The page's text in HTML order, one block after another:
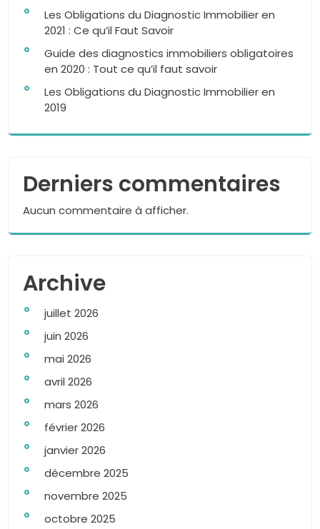
Les Obligations du Diagnostic Immobilier en
2021 : Ce qu’il Faut Savoir
Guide des diagnostics immobiliers obligatoires
en 2020 : Tout ce qu’il faut savoir
Les Obligations du Diagnostic Immobilier en
2019
Derniers commentaires
Aucun commentaire à afficher.
Archive
juillet 2026
juin 2026
mai 2026
avril 2026
mars 2026
février 2026
janvier 2026
décembre 2025
novembre 2025
octobre 2025